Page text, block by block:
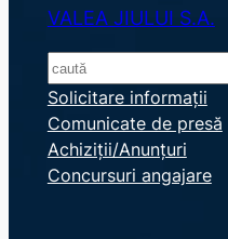
VALEA JIULUI S.A.
S
e
a
r
c
Solicitare informații
Comunicate de presă
Achiziții/Anunțuri
Concursuri angajare